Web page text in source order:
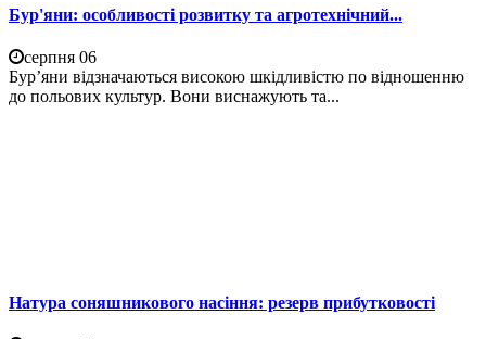
Бур'яни: особливості розвитку та агротехнічний...
серпня 06
Бур’яни відзначаються високою шкідливістю по відношенню
до польових культур. Вони виснажують та...
Натура соняшникового насіння: резерв прибутковості